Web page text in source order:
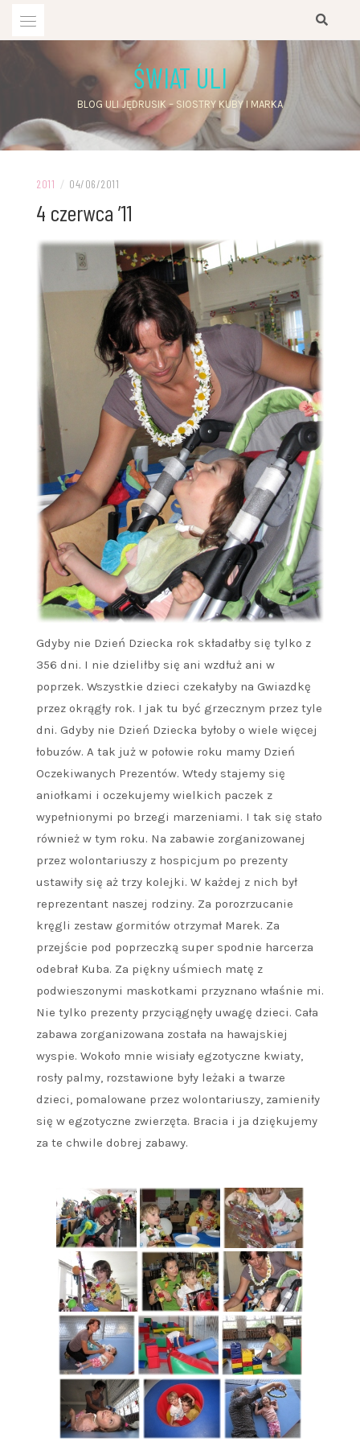
ŚWIAT ULI
BLOG ULI JĘDRUSIK – SIOSTRY KUBY I MARKA
2011 / 04/06/2011
4 czerwca ’11
Gdyby nie Dzień Dziecka rok składałby się tylko z
356 dni. I nie dzieliłby się ani wzdłuż ani w
poprzek. Wszystkie dzieci czekałyby na Gwiazdkę
przez okrągły rok. I jak tu być grzecznym przez tyle
dni. Gdyby nie Dzień Dziecka byłoby o wiele więcej
łobuzów. A tak już w połowie roku mamy Dzień
Oczekiwanych Prezentów. Wtedy stajemy się
aniołkami i oczekujemy wielkich paczek z
wypełnionymi po brzegi marzeniami. I tak się stało
również w tym roku. Na zabawie zorganizowanej
przez wolontariuszy z hospicjum po prezenty
ustawiły się aż trzy kolejki. W każdej z nich był
reprezentant naszej rodziny. Za porozrzucanie
kręgli zestaw gormitów otrzymał Marek. Za
przejście pod poprzeczką super spodnie harcerza
odebrał Kuba. Za piękny uśmiech matę z
podwieszonymi maskotkami przyznano właśnie mi.
Nie tylko prezenty przyciągnęły uwagę dzieci. Cała
zabawa zorganizowana została na hawajskiej
wyspie. Wokoło mnie wisiały egzotyczne kwiaty,
rosły palmy, rozstawione były leżaki a twarze
dzieci, pomalowane przez wolontariuszy, zamieniły
się w egzotyczne zwierzęta. Bracia i ja dziękujemy
za te chwile dobrej zabawy.